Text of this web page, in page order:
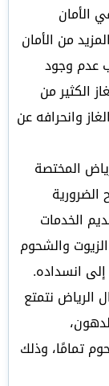
الأمان
من الأمان
عدم وجود
الكثير من
وانحرافه عن
المختصة
الضرورية
الخدمات
والشحوم
انسداده.
الرياض نتمتع
تمامًا، وذلك